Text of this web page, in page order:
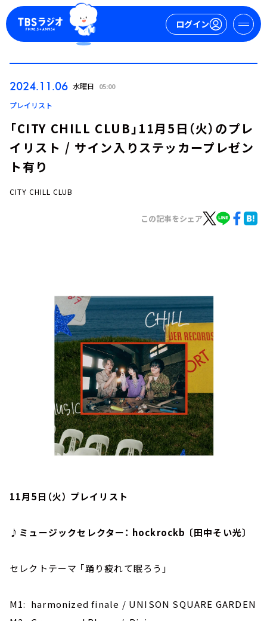
ログイン
YouTube
会社情報
2024.11.06 水曜日 05:00
プレイリスト
「CITY CHILL CLUB」11月5日（火）のプレ
イリスト / サイン入りステッカープレゼン
ト有り
CITY CHILL CLUB
この記事をシェア
11月5日（火） プレイリスト
♪ミュージックセレクター： hockrockb 〔田中そい光〕
セレクトテーマ ｢踊り疲れて眠ろう｣
M1: harmonized finale / UNISON SQUARE GARDEN